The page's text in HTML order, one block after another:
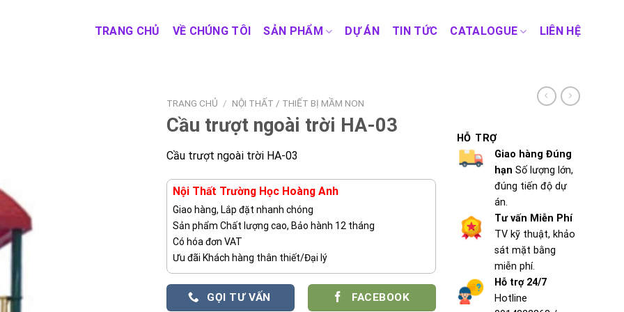
TRANG CHỦ VỀ CHÚNG TÔI SẢN PHẨM DỰ ÁN TIN TỨC CATALOGUE LIÊN HỆ
TRANG CHỦ / NỘI THẤT / THIẾT BỊ MẦM NON
Cầu trượt ngoài trời HA-03
Cầu trượt ngoài trời HA-03
Nội Thất Trường Học Hoàng Anh
Giao hàng, Lắp đặt nhanh chóng
Sản phẩm Chất lượng cao, Bảo hành 12 tháng
Có hóa đơn VAT
Ưu đãi Khách hàng thân thiết/Đại lý
GỌI TƯ VẤN FACEBOOK
HỖ TRỢ
Giao hàng Đúng
hạn Số lượng lớn,
đúng tiến độ dự
án.
Tư vấn Miễn Phí
TV kỹ thuật, khảo
sát mặt bằng
miễn phí.
Hỗ trợ 24/7
Hotline